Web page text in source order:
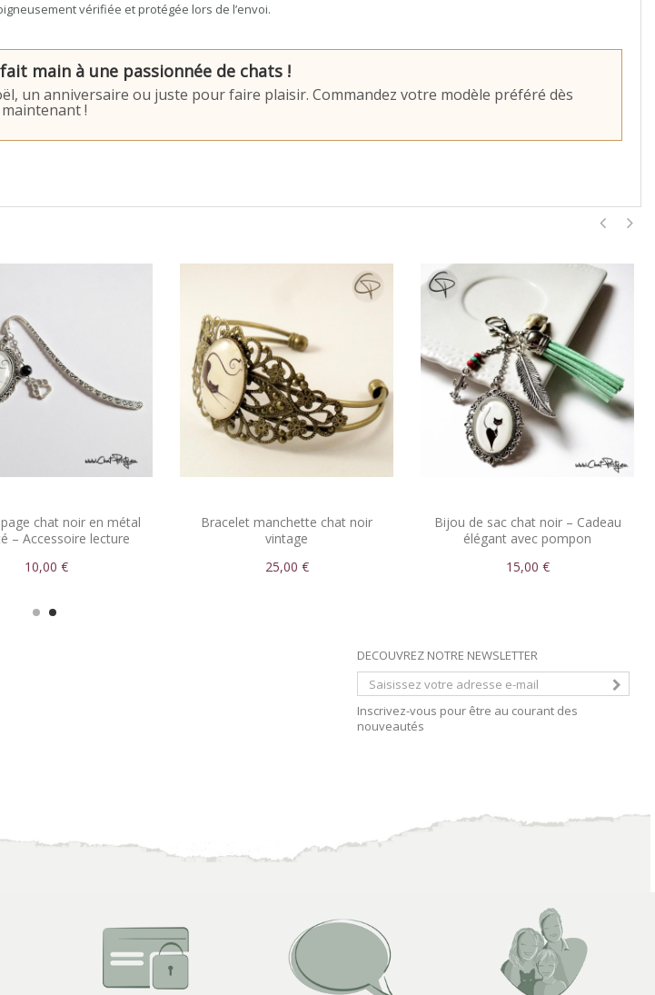
vérifiée et protégée lors de l’envoi.
main à une passionnée de chats !
un anniversaire ou juste pour faire plaisir. Commandez votre modèle préféré dès
maintenant !
chat noir en métal
– Accessoire lecture
10,00 €
Bracelet manchette chat noir
vintage
25,00 €
Bijou de sac chat noir – Cadeau
élégant avec pompon
15,00 €
DECOUVREZ NOTRE NEWSLETTER
Inscrivez-vous pour être au courant des
nouveautés